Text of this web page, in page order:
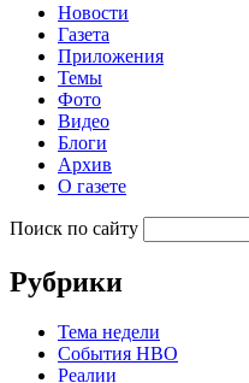
Новости
Газета
Приложения
Темы
Фото
Видео
Блоги
Архив
О газете
Поиск по сайту
Рубрики
Тема недели
События НВО
Реалии